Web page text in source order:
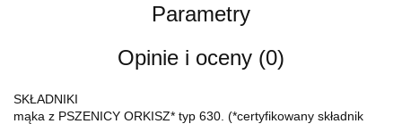
Parametry
Opinie i oceny (0)
SKŁADNIKI
mąka z PSZENICY ORKISZ* typ 630. (*certyfikowany składnik